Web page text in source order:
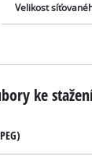
Velikost
ke